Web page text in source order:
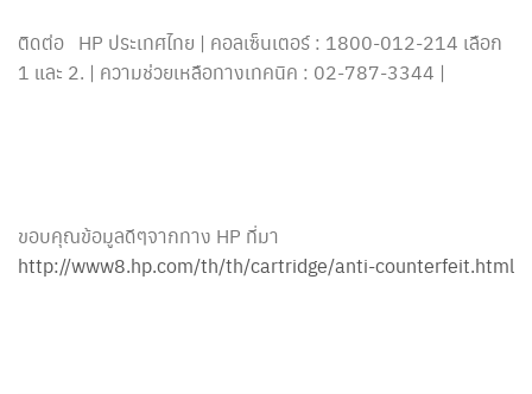
ติดต่อ HP ประเทศไทย | คอลเซ็นเตอร์ : 1800-012-214 เลือก
1 และ 2. | ความช่วยเหลือทางเทคนิค : 02-787-3344 |
ขอบคุณข้อมูลดีๆจากทาง HP ที่มา
http://www8.hp.com/th/th/cartridge/anti-counterfeit.html